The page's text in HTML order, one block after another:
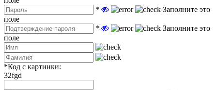
*
Заполните это
поле
*
Заполните это
поле
*Код с картинки:
32fgd